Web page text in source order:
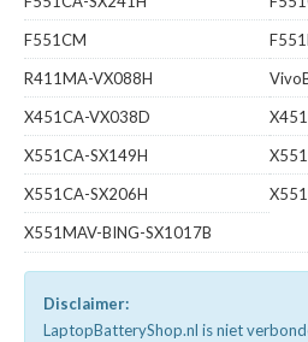
F551CM
R411MA-VX088H
X451CA-VX038D
X551CA-SX149H
X551CA-SX206H
X551MAV-BING-SX1017B
Disclaimer:
LaptopBatteryShop.nl is niet